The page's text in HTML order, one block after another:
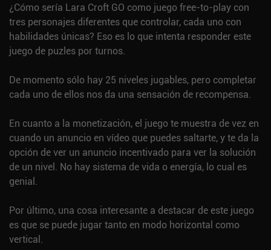
¿Cómo sería Lara Croft GO como juego free-to-play con
tres personajes diferentes que controlar, cada uno con
habilidades únicas? Eso es lo que intenta responder este
juego de puzles por turnos.
De momento sólo hay 25 niveles jugables, pero completar
cada uno de ellos nos da una sensación de recompensa.
En cuanto a la monetización, el juego te muestra de vez en
cuando un anuncio en vídeo que puedes saltarte, y te da la
opción de ver un anuncio incentivado para ver la solución
de un nivel. No hay sistema de vida o energía, lo cual es
genial.
Por último, una cosa interesante a destacar de este juego
es que se puede jugar tanto en modo horizontal como
vertical.